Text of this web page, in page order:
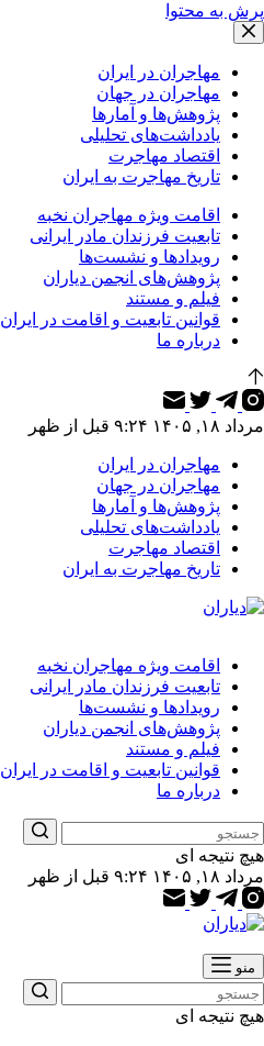
پرش به محتوا
مهاجران در ایران
مهاجران در جهان
پژوهش‌ها و آمارها
یادداشت‌های تحلیلی
اقتصاد مهاجرت
تاریخ مهاجرت به ایران
اقامت ویژه مهاجران نخبه
تابعیت فرزندان مادر ایرانی
رویدادها و نشست‌ها
پژوهش‌های انجمن دیاران
فیلم و مستند
قوانین تابعیت و اقامت در ایران
درباره ما
مرداد ۱۸, ۱۴۰۵ ۹:۲۴ قبل از ظهر
مهاجران در ایران
مهاجران در جهان
پژوهش‌ها و آمارها
یادداشت‌های تحلیلی
اقتصاد مهاجرت
تاریخ مهاجرت به ایران
اقامت ویژه مهاجران نخبه
تابعیت فرزندان مادر ایرانی
رویدادها و نشست‌ها
پژوهش‌های انجمن دیاران
فیلم و مستند
قوانین تابعیت و اقامت در ایران
درباره ما
هیچ نتیجه ای
مرداد ۱۸, ۱۴۰۵ ۹:۲۴ قبل از ظهر
منو
هیچ نتیجه ای